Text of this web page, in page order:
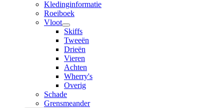
Kledinginformatie
Roeiboek
Vloot
Skiffs
Tweeën
Drieën
Vieren
Achten
Wherry's
Overig
Schade
Grensmeander